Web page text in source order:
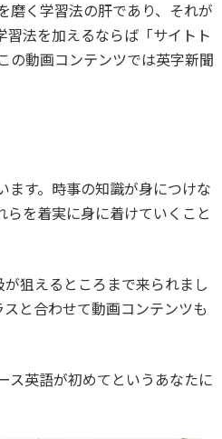
磨く学習法の肝であり、それが
習法を加えるならば「サイトト
の動画コンテンツでは英字新聞
ます。時事の知識が身につけな
を着実に身に着けていくこと
狙えるところまで来られまし
と合わせて動画コンテンツも
ス英語が初めてというあなたに